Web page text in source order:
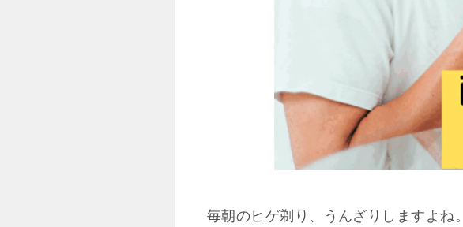
毎朝のヒゲ剃り、うんざりしますよね。